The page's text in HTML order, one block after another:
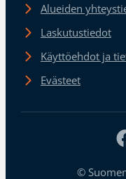
Alueiden
Laskutustiedot
Käyttöehdot ja
Evästeet
©